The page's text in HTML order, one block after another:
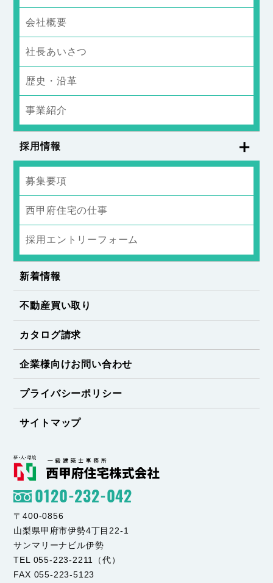
会社概要
社長あいさつ
歴史・沿革
事業紹介
採用情報
募集要項
西甲府住宅の仕事
採用エントリーフォーム
新着情報
不動産買い取り
カタログ請求
企業様向けお問い合わせ
プライバシーポリシー
サイトマップ
0120-232-042
〒400-0856
山梨県甲府市伊勢4丁目22-1
サンマリーナビル伊勢
TEL 055-223-2211（代）
FAX 055-223-5123